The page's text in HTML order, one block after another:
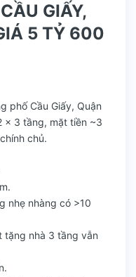
GIẤY,
5 TỶ 600
phố Cầu Giấy, Quận
x 3 tầng, mặt tiền ~3
chủ.
nhẹ nhàng có >10
tặng nhà 3 tầng vẫn